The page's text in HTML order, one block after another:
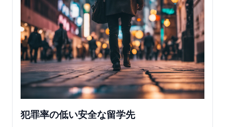
犯罪率の低い安全な留学先